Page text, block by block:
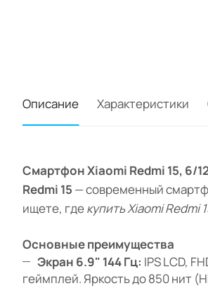
Описание Характеристики
Смартфон Xiaomi Redmi 15, 6/
Redmi 15 — современный
ищете, гдекупить Xiaomi Redmi
Основные преимущества
Экран 6.9" 144 Гц: IPS LCD,
геймплей. Яркость до 850 нит